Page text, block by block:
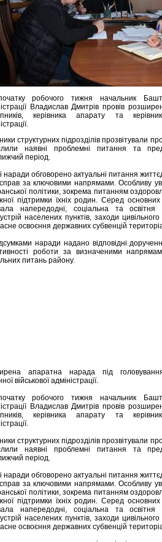
робочого тижня начальник
Владислав Дмитрів провів
керівника апарату та
структурних підрозділів прозвітували
наявні проблемні питання та
період.
наради обговорено актуальні питання
за ключовими напрямами. Особливу
політики, зокрема питанням
підтримки їхніх родин. Серед
напередодні, соціальна та
населених пунктів, заходи
освоєння державних субвенцій
наради надано відповідні
роботи за визначеними
питань району.
апаратна нарада під
військової адміністрації.
робочого тижня начальник
Владислав Дмитрів провів
керівника апарату та
структурних підрозділів прозвітували
наявні проблемні питання та
період.
наради обговорено актуальні питання
за ключовими напрямами. Особливу
політики, зокрема питанням
підтримки їхніх родин. Серед
напередодні, соціальна та
населених пунктів, заходи
освоєння державних субвенцій